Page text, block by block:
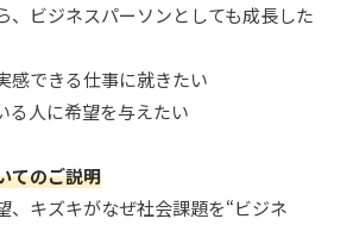
、ビジネスパーソンとしても成長した
感できる仕事に就きたい
る人に希望を与えたい
てのご説明
、キズキがなぜ社会課題を“ビジネ